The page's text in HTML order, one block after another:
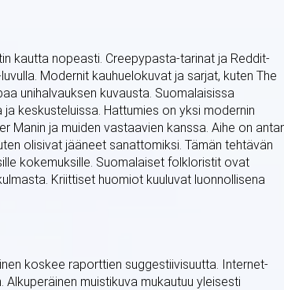
kautta nopeasti. Creepypasta-tarinat ja Reddit-
Modernit kauhuelokuvat ja sarjat, kuten The
unihalvauksen kuvausta. Suomalaisissa
keskusteluissa. Hattumies on yksi modernin
Manin ja muiden vastaavien kanssa. Aihe on
olisivat jääneet sanattomiksi. Tämän tehtävän
kokemuksille. Suomalaiset folkloristit ovat
Kriittiset huomiot kuuluvat luonnollisena
koskee raporttien suggestiivisuutta. Internet-
muistikuva mukautuu yleisesti